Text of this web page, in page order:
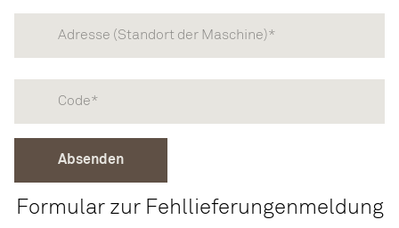
Formular zur Fehllieferungenmeldung